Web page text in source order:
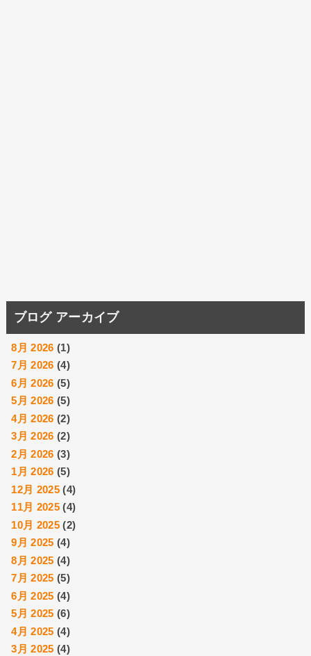
ブログ アーカイブ
8月 2026 (1)
7月 2026 (4)
6月 2026 (5)
5月 2026 (5)
4月 2026 (2)
3月 2026 (2)
2月 2026 (3)
1月 2026 (5)
12月 2025 (4)
11月 2025 (4)
10月 2025 (2)
9月 2025 (4)
8月 2025 (4)
7月 2025 (5)
6月 2025 (4)
5月 2025 (6)
4月 2025 (4)
3月 2025 (4)